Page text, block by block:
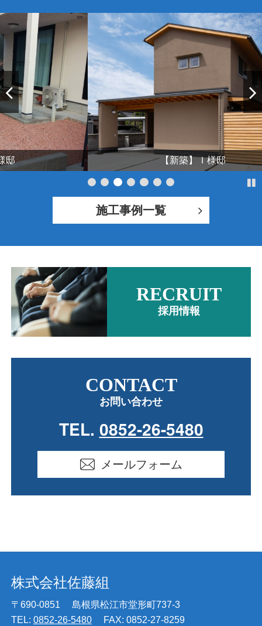
枚
の
写
を
ス
ラ
イ
ド
シ
ョ
し
い
ま
す。
【新築】Ｉ様邸
施工事例一覧
RECRUIT
採用情報
CONTACT
お問い合わせ
TEL. 0852-26-5480
メールフォーム
株式会社佐藤組
〒690-0851
島根県松江市堂形町737-3
TEL: 0852-26-5480 FAX: 0852-27-8259